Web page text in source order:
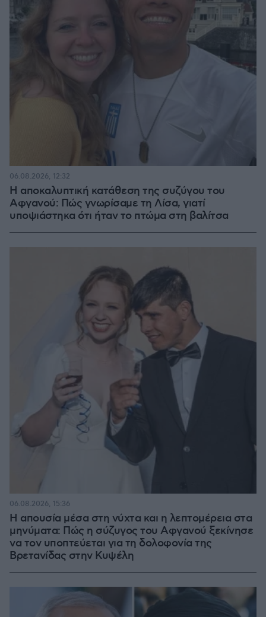
Η αποκαλυπτική κατάθεση της συζύγου του
Αφγανού: Πώς γνωρίσαμε τη Λίσα, γιατί
υποψιάστηκα ότι ήταν το πτώμα στη βαλίτσα
06.08.2026, 12:32
Η απουσία μέσα στη νύχτα και η λεπτομέρεια στα
μηνύματα: Πώς η σύζυγος του Αφγανού ξεκίνησε
να τον υποπτεύεται για τη δολοφονία της
Βρετανίδας στην Κυψέλη
06.08.2026, 15:36